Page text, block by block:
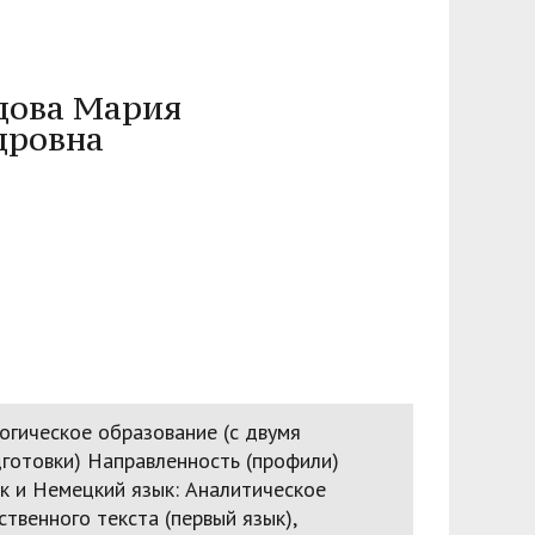
образования
государственных и муниципальных
Мария
образование (с двумя
Направленность (профили)
и Немецкий язык: Аналитическое
текста (первый язык),